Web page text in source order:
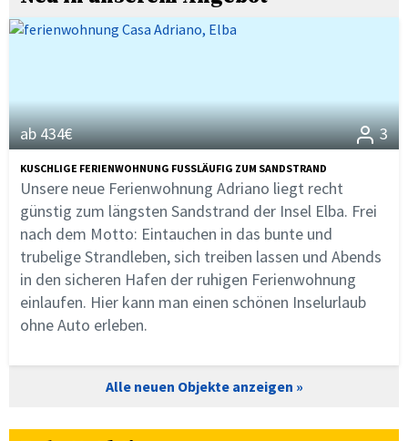
ab 434€ 3
KUSCHLIGE FERIENWOHNUNG FUSSLÄUFIG ZUM SANDSTRAND
Unsere neue Ferienwohnung Adriano liegt recht
günstig zum längsten Sandstrand der Insel Elba. Frei
nach dem Motto: Eintauchen in das bunte und
trubelige Strandleben, sich treiben lassen und Abends
in den sicheren Hafen der ruhigen Ferienwohnung
einlaufen. Hier kann man einen schönen Inselurlaub
ohne Auto erleben.
Alle neuen Objekte anzeigen